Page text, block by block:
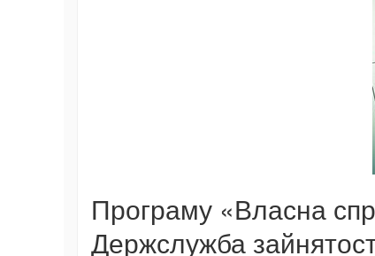
Програму «Власна
Держслужба